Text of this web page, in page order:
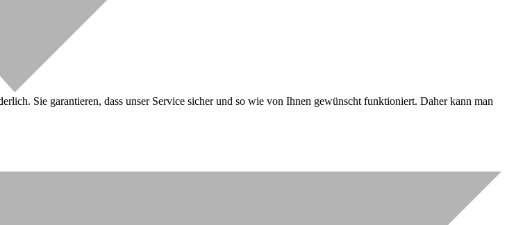
Sie garantieren, dass unser Service sicher und so wie von Ihnen gewünscht funktioniert. Daher kann man